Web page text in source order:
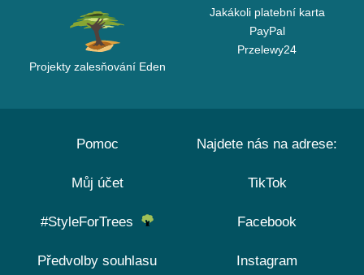
Projekty zalesňování Eden
Jakákoli platební karta
PayPal
Przelewy24
Pomoc
Můj účet
#StyleForTrees
Předvolby souhlasu
Najdete nás na adrese:
TikTok
Facebook
Instagram